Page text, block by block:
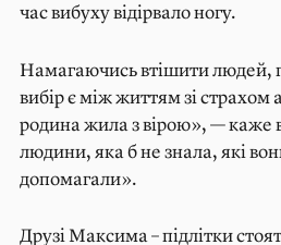
час вибуху відірвало ногу.
Намагаючись втішити людей,
вибір є між життям зі страхом
родина жила з вірою», — каже
людини, яка б не знала, які
допомагали».
Друзі Максима – підлітки